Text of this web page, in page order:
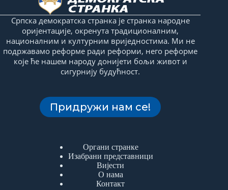
Српска демократска странка је странка народне
оријентације, окренута традиционалним,
националним и културним вриједностима. Ми не
подржавамо реформе ради реформи, него реформе
које ће нашем народу донијети бољи живот и
сигурнију будућност.
Придружи нам се!
Органи странке
Изабрани представници
Вијести
О нама
Контакт